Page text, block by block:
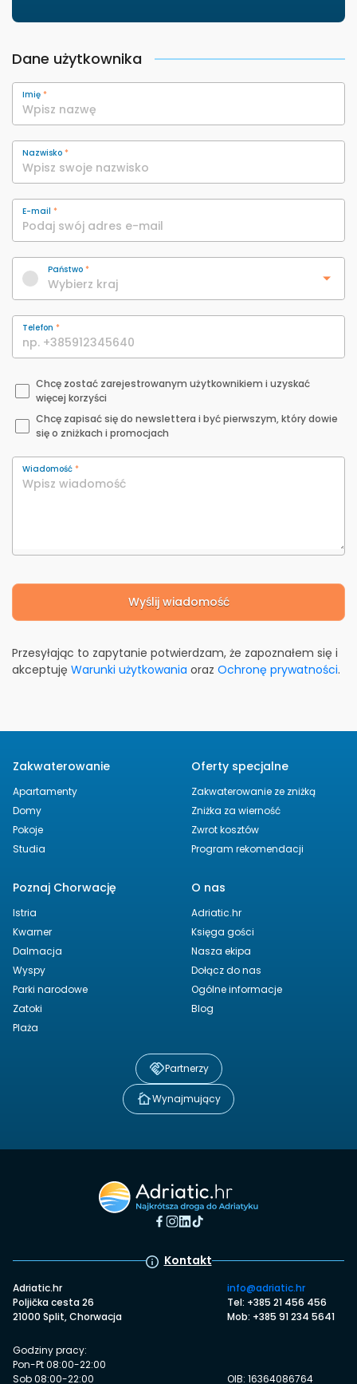
Dane użytkownika
Imię *
Nazwisko *
E-mail *
Państwo *
Telefon *
Chcę zostać zarejestrowanym użytkownikiem i uzyskać
więcej korzyści
Chcę zapisać się do newslettera i być pierwszym, który dowie
się o zniżkach i promocjach
Wiadomość *
Wyślij wiadomość
Przesyłając to zapytanie potwierdzam, że zapoznałem się i
akceptuję Warunki użytkowania oraz Ochronę prywatności.
Zakwaterowanie
Apartamenty
Domy
Pokoje
Studia
Oferty specjalne
Zakwaterowanie ze zniżką
Zniżka za wierność
Zwrot kosztów
Program rekomendacji
Poznaj Chorwację
Istria
Kwarner
Dalmacja
Wyspy
Parki narodowe
Zatoki
Plaża
O nas
Adriatic.hr
Księga gości
Nasza ekipa
Dołącz do nas
Ogólne informacje
Blog
Partnerzy
Wynajmujący
Kontakt
Adriatic.hr
Poljička cesta 26
21000 Split, Chorwacja
info@adriatic.hr
Tel: +385 21 456 456
Mob: +385 91 234 5641
Godziny pracy:
Pon-Pt 08:00-22:00
Sob 08:00-22:00
OIB: 16364086764